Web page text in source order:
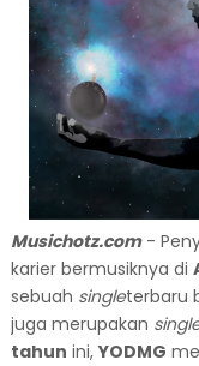
Musichotz.com-
karier bermusiknya di
sebuah singleterbaru
juga merupakan
tahun ini,YODMG